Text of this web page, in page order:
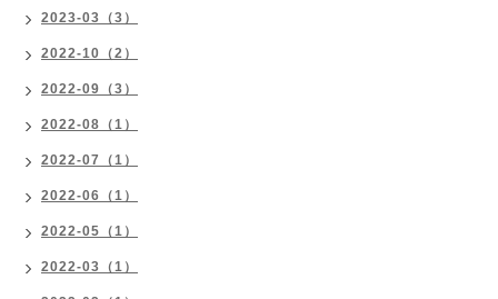
2023-03（3）
2022-10（2）
2022-09（3）
2022-08（1）
2022-07（1）
2022-06（1）
2022-05（1）
2022-03（1）